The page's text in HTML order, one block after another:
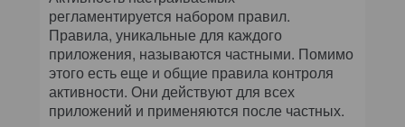
регламентируется набором правил.
Правила, уникальные для каждого
приложения, называются частными. Помимо
этого есть еще и общие правила контроля
активности. Они действуют для всех
приложений и применяются после частных.